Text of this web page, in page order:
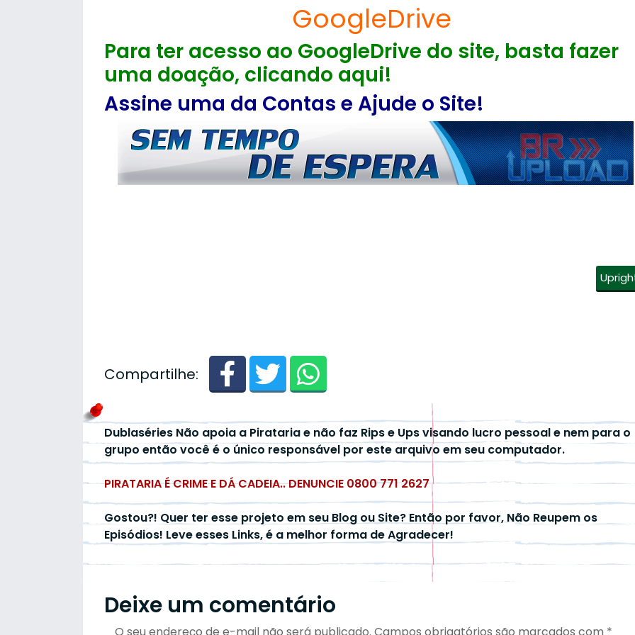
GoogleDrive
Para ter acesso ao GoogleDrive do site, basta fazer
uma doação, clicando aqui!
Assine uma da Contas e Ajude o Site!
Compartilhe:
Dublaséries Não apoia a Pirataria e não faz Rips e Ups visando lucro pessoal e nem para o
grupo então você é o único responsável por este arquivo em seu computador.
PIRATARIA É CRIME E DÁ CADEIA.. DENUNCIE 0800 771 2627
Gostou?! Quer ter esse projeto em seu Blog ou Site? Então por favor, Não Reupem os
Episódios! Leve esses Links, é a melhor forma de Agradecer!
Deixe um comentário